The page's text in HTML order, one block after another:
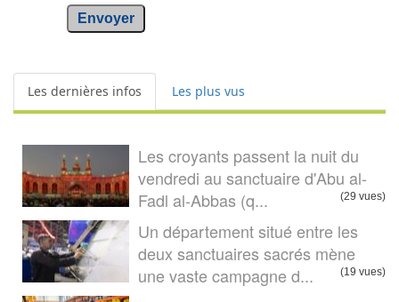
Envoyer
Les dernières infos Les plus vus
Les croyants passent la nuit du
vendredi au sanctuaire d'Abu al-
Fadl al-Abbas (q...
(29 vues)
Un département situé entre les
deux sanctuaires sacrés mène
une vaste campagne d...
(19 vues)